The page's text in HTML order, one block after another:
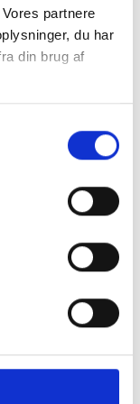
partnere
du har
din brug af
tjener på
til
og sociale
at by- og
i
aktører
i Herning
dataene